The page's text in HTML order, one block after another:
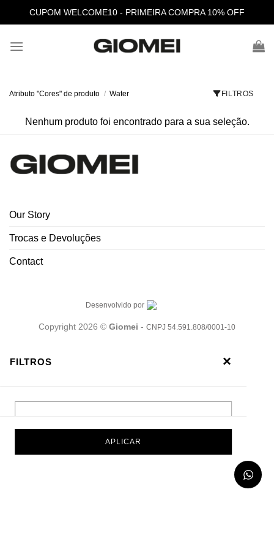
to
CUPOM WELCOME10 - PRIMEIRA COMPRA 10% OFF
Atributo "Cores" de produto / Water FILTROS
Nenhum produto foi encontrado para a sua seleção.
Our Story
Trocas e Devoluções
Contact
Desenvolvido por
Copyright 2026 © Giomei - CNPJ 54.591.808/0001-10
FILTROS ×
APLICAR